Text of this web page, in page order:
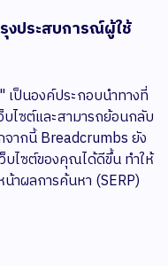
งประสบการณ์ผู้ใช้
เป็นองค์ประกอบนำทางที่
บไซต์และสามารถย้อนกลับ
จากนี้ Breadcrumbs ยัง
ว็บไซต์ของคุณได้ดีขึ้น ทำให้
าผลการค้นหา (SERP)